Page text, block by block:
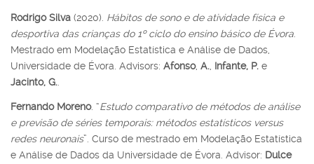
Rodrigo Silva (2020). Hábitos de sono e de atividade física e
desportiva das crianças do 1º ciclo do ensino básico de Évora
Mestrado em Modelação Estatística e Análise de Dados,
Universidade de Évora. Advisors: Afonso, A. Infante, P. e
Jacinto, G.
Fernando Moreno. “Estudo comparativo de métodos de análise
e previsão de séries temporais: métodos estatísticos versus
redes neuronais”. Curso de mestrado em Modelação Estatística
e Análise de Dados da Universidade de Évora. Advisor: Dulce